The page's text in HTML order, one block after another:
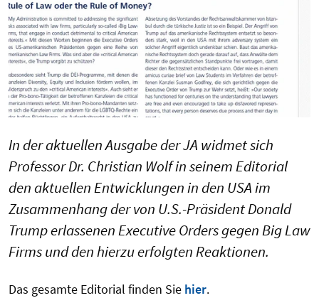
In der aktuellen Ausgabe der JA widmet sich
Professor Dr. Christian Wolf in seinem Editorial
den aktuellen Entwicklungen in den USA im
Zusammenhang der von U.S.-Präsident Donald
Trump erlassenen Executive Orders gegen Big Law
Firms und den hierzu erfolgten Reaktionen.
Das gesamte Editorial finden Sie hier.